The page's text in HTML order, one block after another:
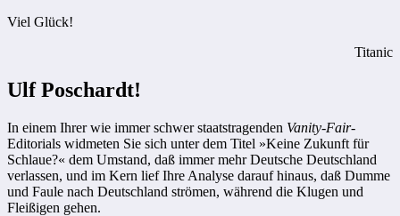
Viel Glück!
Titanic
Ulf Poschardt!
In einem Ihrer wie immer schwer staatstragenden Vanity-Fair-
Editorials widmeten Sie sich unter dem Titel »Keine Zukunft für
Schlaue?« dem Umstand, daß immer mehr Deutsche Deutschland
verlassen, und im Kern lief Ihre Analyse darauf hinaus, daß Dumme
und Faule nach Deutschland strömen, während die Klugen und
Fleißigen gehen.